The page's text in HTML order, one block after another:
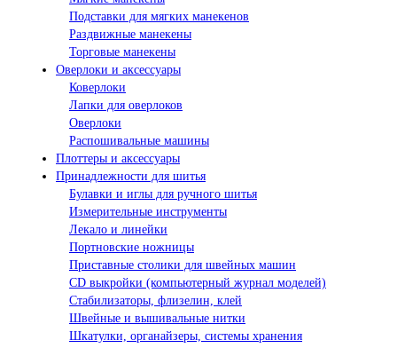
Подставки для мягких манекенов
Раздвижные манекены
Торговые манекены
Оверлоки и аксессуары
Коверлоки
Лапки для оверлоков
Оверлоки
Распошивальные машины
Плоттеры и аксессуары
Принадлежности для шитья
Булавки и иглы для ручного шитья
Измерительные инструменты
Лекало и линейки
Портновские ножницы
Приставные столики для швейных машин
СD выкройки (компьютерный журнал моделей)
Стабилизаторы, флизелин, клей
Швейные и вышивальные нитки
Шкатулки, органайзеры, системы хранения